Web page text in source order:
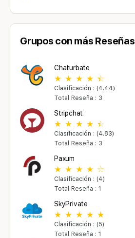
Grupos con más Reseñas
Chaturbate
Clasificación : (4.44)
Total Reseña : 3
Stripchat
Clasificación : (4.83)
Total Reseña : 3
Paxum
Clasificación : (4)
Total Reseña : 1
SkyPrivate
Clasificación : (5)
Total Reseña : 1